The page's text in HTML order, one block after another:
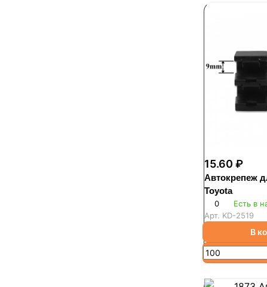
15.60 ₽
Автокрепеж
Toyota
0
Есть в
Арт. KD-2519
В